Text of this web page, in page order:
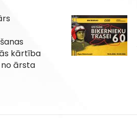
kārtība
ārsta